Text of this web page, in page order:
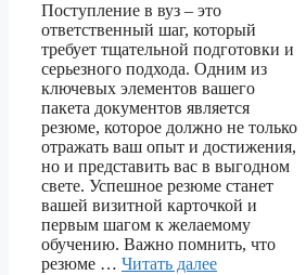
Поступление в вуз – это
ответственный шаг, который
требует тщательной подготовки и
серьезного подхода. Одним из
ключевых элементов вашего
пакета документов является
резюме, которое должно не только
отражать ваш опыт и достижения,
но и представить вас в выгодном
свете. Успешное резюме станет
вашей визитной карточкой и
первым шагом к желаемому
обучению. Важно помнить, что
резюме … Читать далее